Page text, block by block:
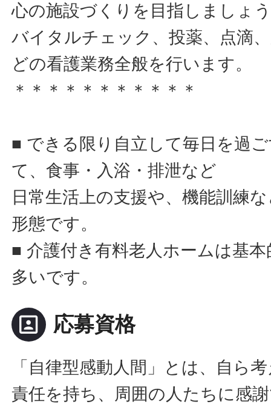
心の施設づくりを目指しましょ
バイタルチェック、投薬、点滴
どの看護業務全般を行います。
＊＊＊＊＊＊＊＊＊＊＊
■ できる限り自立して毎日を過
て、食事・入浴・排泄など
日常生活上の支援や、機能訓練
形態です。
■ 介護付き有料老人ホームは基
多いです。
portrait 応募資格
「自律型感動人間」とは、自ら
責任を持ち、周囲の人たちに感